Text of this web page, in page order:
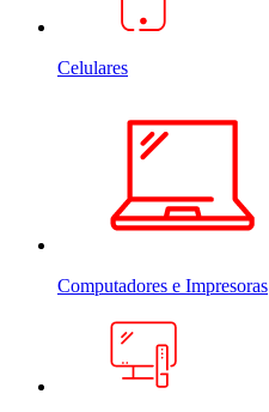
Celulares
Computadores e Impresoras